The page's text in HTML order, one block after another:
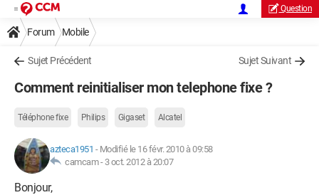
Question
Forum Mobile
Sujet Précédent Sujet Suivant
Comment reinitialiser mon telephone fixe ?
Téléphone fixe Philips Gigaset Alcatel
azteca1951 - Modifié le 16 févr. 2010 à 09:58
camcam - 3 oct. 2012 à 20:07
Bonjour,